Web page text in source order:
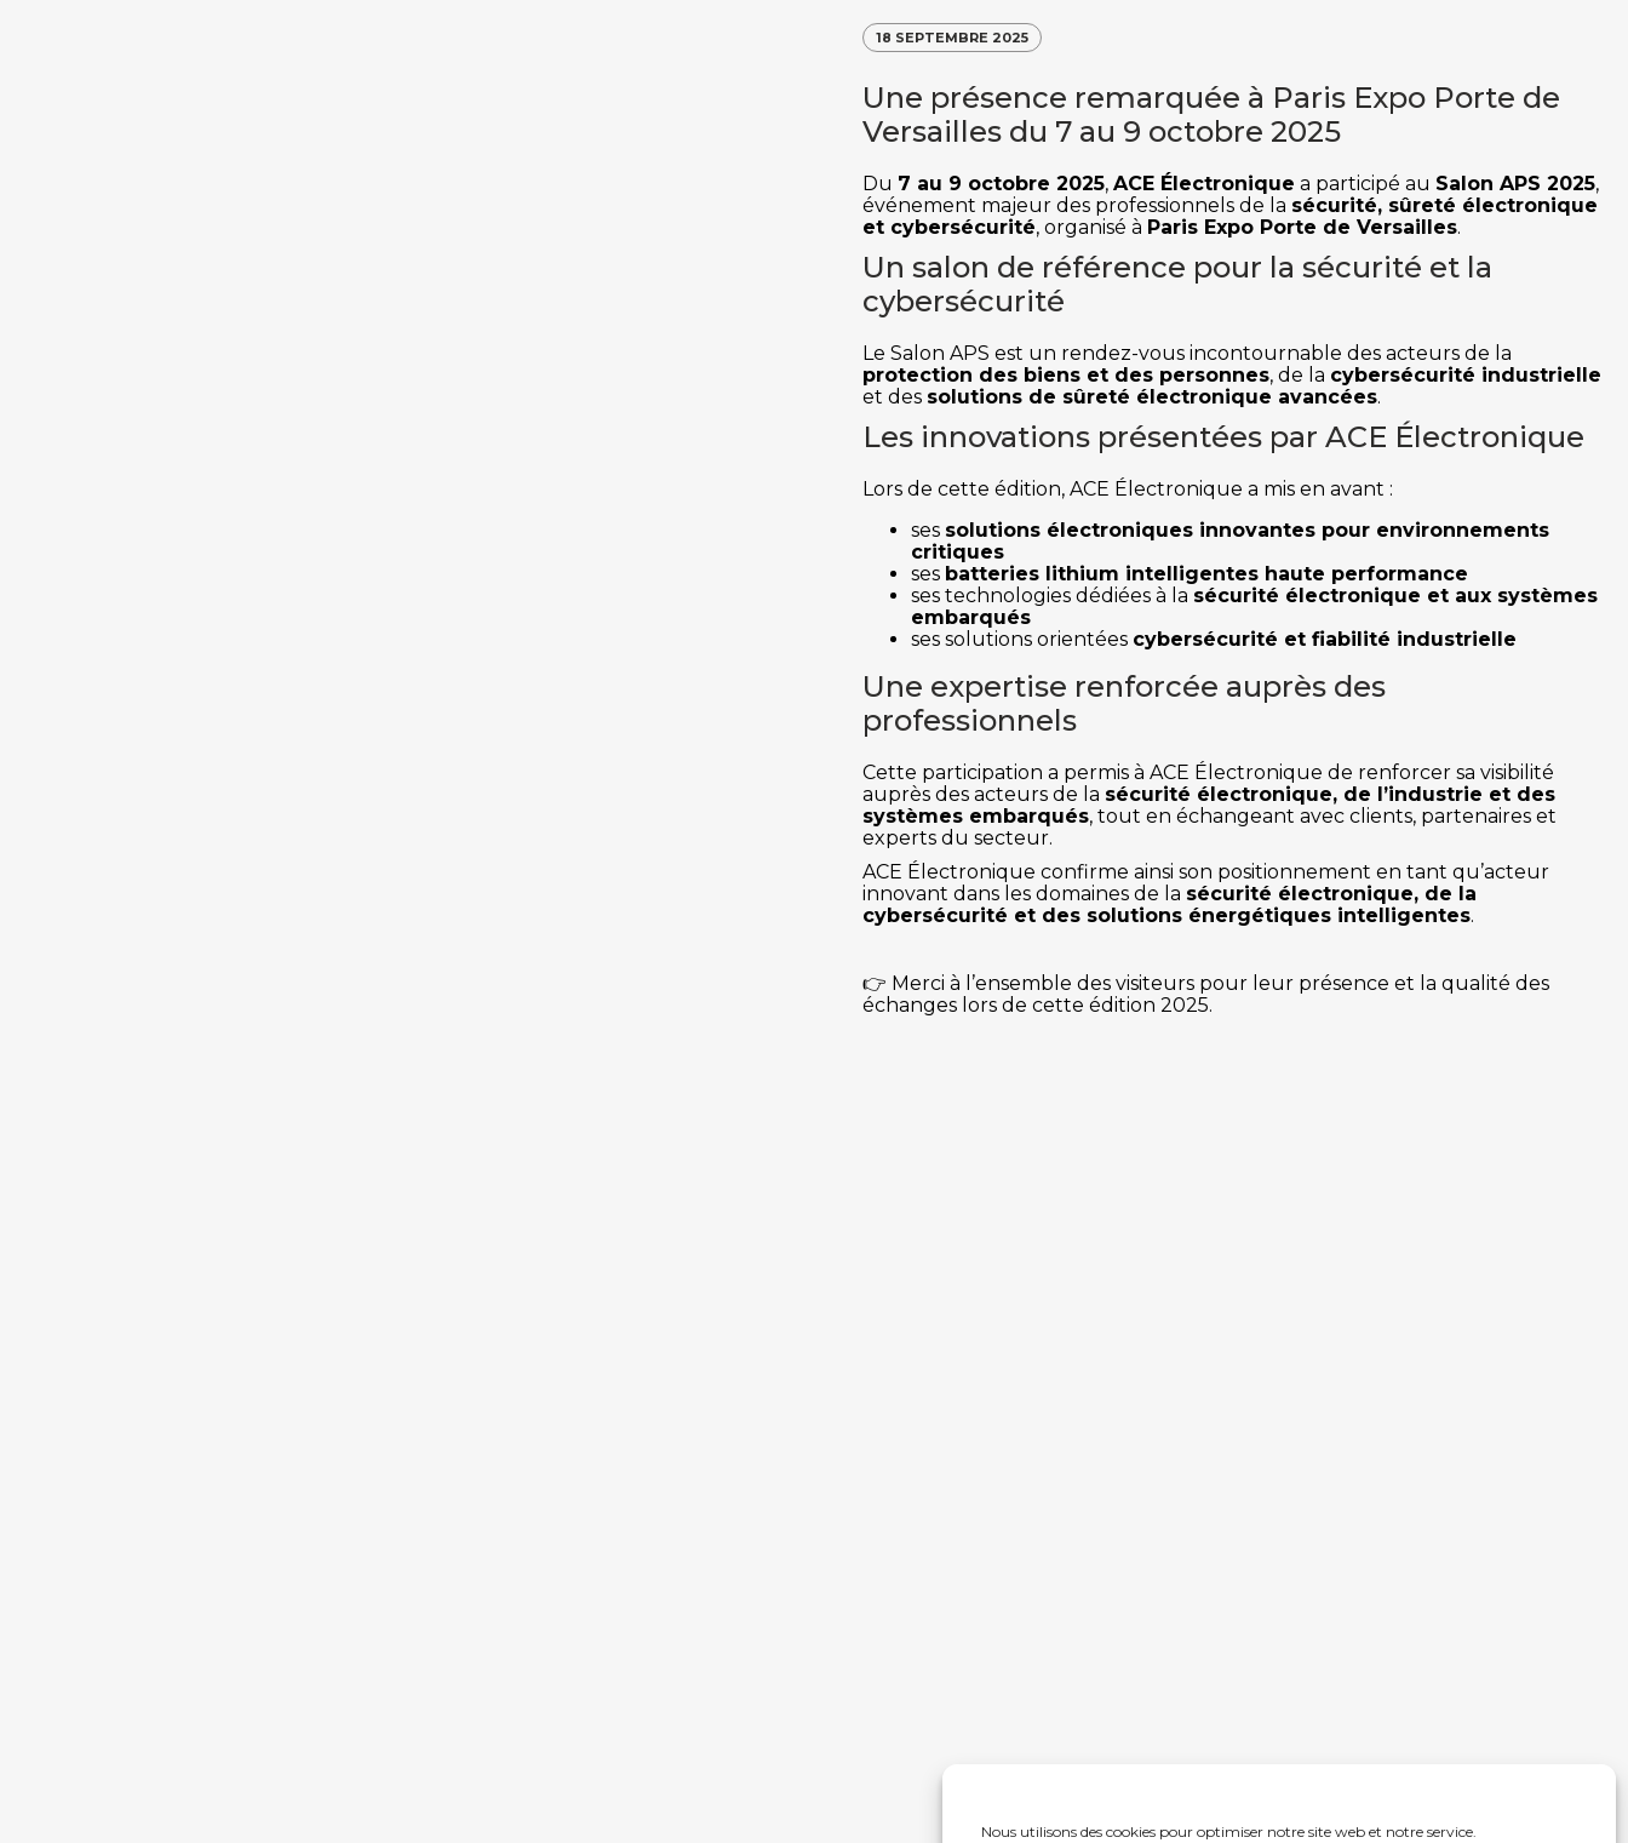
Nous utilisons des cookies pour optimiser notre site web et notre service.
18 SEPTEMBRE 2025
Une présence remarquée à Paris Expo Porte de
Versailles du 7 au 9 octobre 2025
Du 7 au 9 octobre 2025, ACE Électronique a participé au Salon APS 2025,
événement majeur des professionnels de la sécurité, sûreté électronique
et cybersécurité, organisé à Paris Expo Porte de Versailles.
Un salon de référence pour la sécurité et la
cybersécurité
Le Salon APS est un rendez-vous incontournable des acteurs de la
protection des biens et des personnes, de la cybersécurité industrielle
et des solutions de sûreté électronique avancées.
Les innovations présentées par ACE Électronique
Lors de cette édition, ACE Électronique a mis en avant :
ses solutions électroniques innovantes pour environnements
critiques
ses batteries lithium intelligentes haute performance
ses technologies dédiées à la sécurité électronique et aux systèmes
embarqués
ses solutions orientées cybersécurité et fiabilité industrielle
Une expertise renforcée auprès des
professionnels
Cette participation a permis à ACE Électronique de renforcer sa visibilité
auprès des acteurs de la sécurité électronique, de l’industrie et des
systèmes embarqués, tout en échangeant avec clients, partenaires et
experts du secteur.
ACE Électronique confirme ainsi son positionnement en tant qu’acteur
innovant dans les domaines de la sécurité électronique, de la
cybersécurité et des solutions énergétiques intelligentes.
👉 Merci à l’ensemble des visiteurs pour leur présence et la qualité des
échanges lors de cette édition 2025.